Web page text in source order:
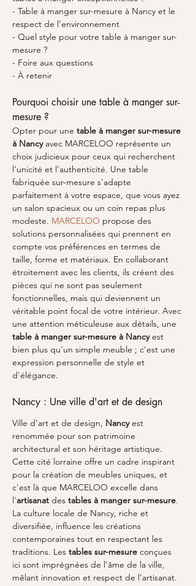
- Table à manger sur-mesure à Nancy et le
respect de l’environnement
- Quel style pour votre table à manger sur-
mesure ?
- Foire aux questions
- À retenir
Pourquoi choisir une table à manger sur-
mesure ?
Opter pour une table à manger sur-mesure
à Nancy avec MARCELOO représente un
choix judicieux pour ceux qui recherchent
l'unicité et l'authenticité. Une table
fabriquée sur-mesure s'adapte
parfaitement à votre espace, que vous ayez
un salon spacieux ou un coin repas plus
modeste. MARCELOO propose des
solutions personnalisées qui prennent en
compte vos préférences en termes de
taille, forme et matériaux. En collaborant
étroitement avec les clients, ils créent des
pièces qui ne sont pas seulement
fonctionnelles, mais qui deviennent un
véritable point focal de votre intérieur. Avec
une attention méticuleuse aux détails, une
table à manger sur-mesure à Nancy est
bien plus qu'un simple meuble ; c'est une
expression personnelle de style et
d'élégance.
Nancy : Une ville d'art et de design
Ville d'art et de design, Nancy est
renommée pour son patrimoine
architectural et son héritage artistique.
Cette cité lorraine offre un cadre inspirant
pour la création de meubles uniques, et
c'est là que MARCELOO excelle dans
l'artisanat des tables à manger sur-mesure.
La culture locale de Nancy, riche et
diversifiée, influence les créations
contemporaines tout en respectant les
traditions. Les tables sur-mesure conçues
ici sont imprégnées de l'âme de la ville,
mêlant innovation et respect de l’artisanat.